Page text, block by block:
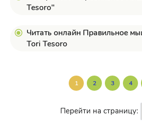
Tesoro"
Читать онлайн Правильное
Tori Tesoro
1 2 3 4
Перейти на страницу: